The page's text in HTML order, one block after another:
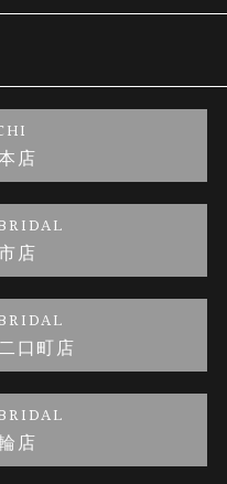
約指輪
ーズプラン
店
店
口町店
店